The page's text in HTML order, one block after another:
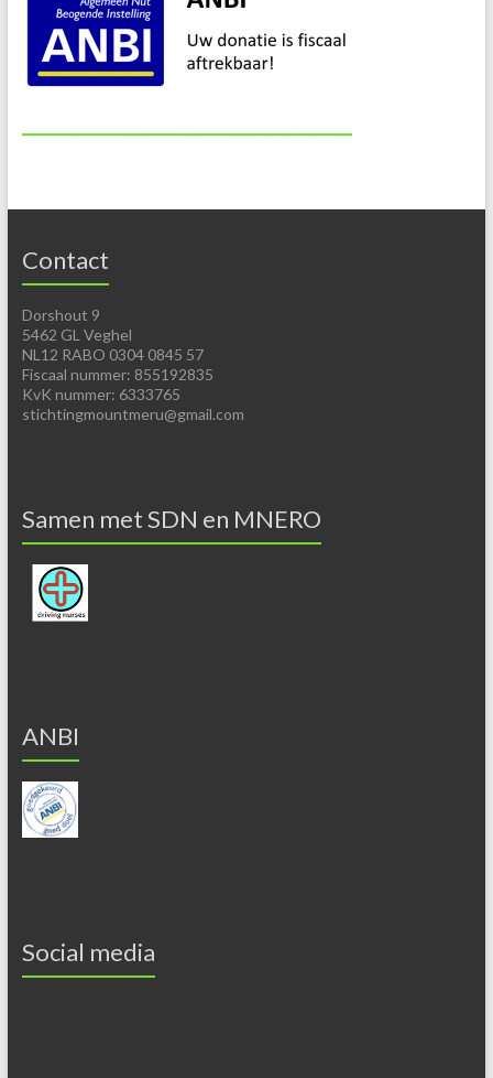
Contact
Dorshout 9
5462 GL Veghel
NL12 RABO 0304 0845 57
Fiscaal nummer: 855192835
KvK nummer: 6333765
stichtingmountmeru@gmail.com
Samen met SDN en MNERO
ANBI
Social media